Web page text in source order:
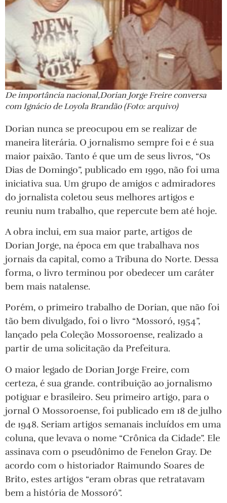
De importância nacional,Dorian Jorge Freire conversa
com Ignácio de Loyola Brandão (Foto: arquivo)
Dorian nunca se preocupou em se realizar de
maneira literária. O jornalismo sempre foi e é sua
maior paixão. Tanto é que um de seus livros, “Os
Dias de Domingo”, publicado em 1990, não foi uma
iniciativa sua. Um grupo de amigos c admiradores
do jornalista coletou seus melhores artigos e
reuniu num trabalho, que repercute bem até hoje.
A obra inclui, em sua maior parte, artigos de
Dorian Jorge, na época em que trabalhava nos
jornais da capital, como a Tribuna do Norte. Dessa
forma, o livro terminou por obedecer um caráter
bem mais natalense.
Porém, o primeiro trabalho de Dorian, que não foi
tão bem divulgado, foi o livro “Mossoró, 1954”,
lançado pela Coleção Mossoroense, realizado a
partir de uma solicitação da Prefeitura.
O maior legado de Dorian Jorge Freire, com
certeza, é sua grande. contribuição ao jornalismo
potiguar e brasileiro. Seu primeiro artigo, para o
jornal O Mossoroense, foi publicado em 18 de julho
de 1948. Seriam artigos semanais incluídos em uma
coluna, que levava o nome “Crônica da Cidade”. Ele
assinava com o pseudônimo de Fenelon Gray. De
acordo com o historiador Raimundo Soares de
Brito, estes artigos “eram obras que retratavam
bem a história de Mossoró”.